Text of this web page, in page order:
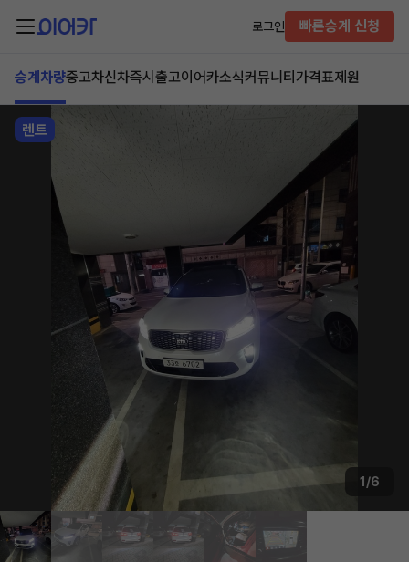
로그인 빠른승계 신청
승계차량중고차신차즉시출고이어카소식커뮤니티 가격표제원
렌트
1/6